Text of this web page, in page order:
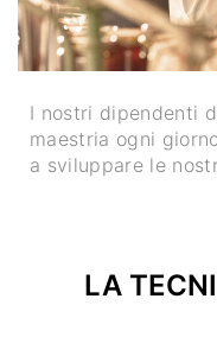
I nostri dipendenti
maestria ogni
a sviluppare le
LA